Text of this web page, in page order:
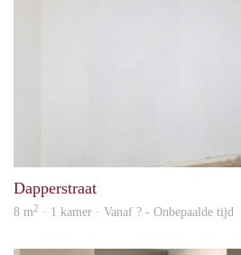
Dapperstraat
8 m2 · 1 kamer · Vanaf ? - Onbepaalde tijd